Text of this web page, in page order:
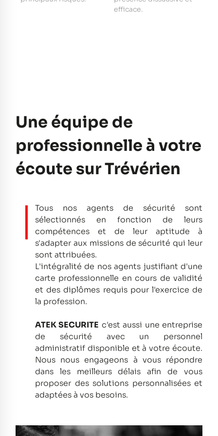
efficace.
Une équipe de
professionnelle à votre
écoute sur Trévérien
Tous nos agents de sécurité sont
sélectionnés en fonction de leurs
compétences et de leur aptitude à
s'adapter aux missions de sécurité qui leur
sont attribuées.
L'intégralité de nos agents justifiant d'une
carte professionnelle en cours de validité
et des diplômes requis pour l'exercice de
la profession.
ATEK SECURITE c'est aussi une entreprise
de sécurité avec un personnel
administratif disponible et à votre écoute.
Nous nous engageons à vous répondre
dans les meilleurs délais afin de vous
proposer des solutions personnalisées et
adaptées à vos besoins.